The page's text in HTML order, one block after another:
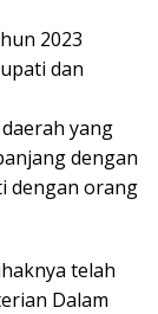
2023
dan
yang
dengan
dengan orang
telah
Dalam